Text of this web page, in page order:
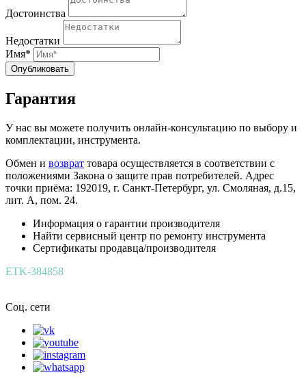
Достоинства
Недостатки
Имя*
Опубликовать
Гарантия
У нас вы можете получить онлайн-консультацию по выбору и
комплектации, инструмента.
Обмен и возврат товара осуществляется в соответствии с
положениями Закона о защите прав потребителей. Адрес
точки приёма: 192019, г. Санкт-Петербург, ул. Смоляная, д.15,
лит. А, пом. 24.
Информация о гарантии производителя
Найти сервисный центр по ремонту инструмента
Сертификаты продавца/производителя
ETK-384858
Соц. сети